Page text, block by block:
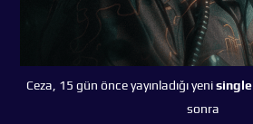
Ceza, 15 gün önce yayınladığı yenisingle
sonra